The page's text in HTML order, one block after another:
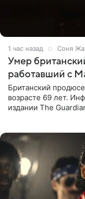
1 час назад Соня
Умер
работавший с
Британский
возрасте 69 лет.
издании The